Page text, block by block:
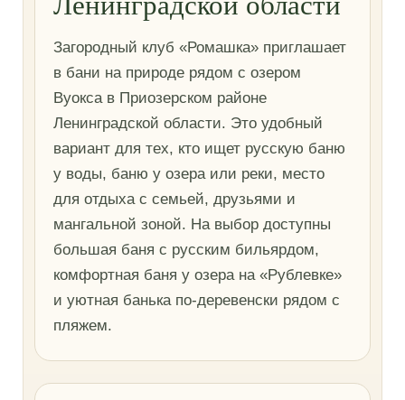
Загородный клуб «Ромашка» приглашает
в бани на природе рядом с озером
Вуокса в Приозерском районе
Ленинградской области. Это удобный
вариант для тех, кто ищет русскую баню
у воды, баню у озера или реки, место
для отдыха с семьей, друзьями и
мангальной зоной. На выбор доступны
большая баня с русским бильярдом,
комфортная баня у озера на «Рублевке»
и уютная банька по-деревенски рядом с
пляжем.